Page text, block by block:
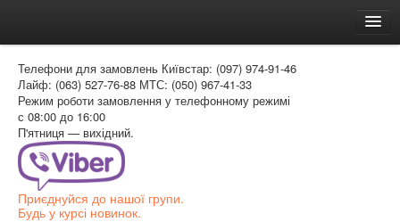
Доставка и оплата
Как заказать
Контакти
Таблиця розмірів
Вхід для покупця
Телефони для замовлень Київстар: (097) 974-91-46
Лайф: (063) 527-76-88 МТС: (050) 967-41-33
Режим роботи замовлення у телефонному режимі
с 08:00 до 16:00
П'ятниця — вихідний.
Приєднуйся до нашої групи.
Будь у курсі новинок.